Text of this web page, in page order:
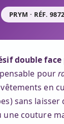
PRYM · RÉF.
double
pour
en
sans laisser
une couture